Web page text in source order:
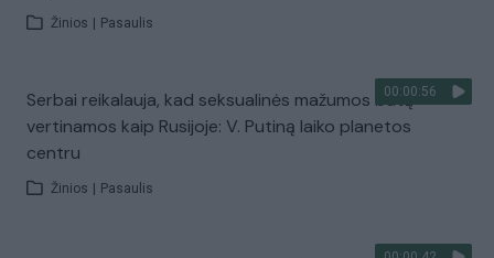
Žinios Pasaulis
00:00:56
Serbai reikalauja, kad seksualinės mažumos būtų
vertinamos kaip Rusijoje: V. Putiną laiko planetos
centru
Žinios Pasaulis